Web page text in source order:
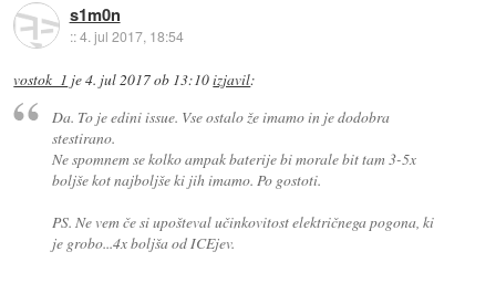
s1m0n
::4. jul 2017, 18:54
vostok_1 je4. jul 2017 ob 13:10izjavil:
Da. To je edini issue. Vse ostalo že imamo in je dodobra
stestirano.
Ne spomnem se kolko ampak baterije bi morale bit tam 3-5x
boljše kot najboljše ki jih imamo. Po gostoti.
PS. Ne vem če si upošteval učinkovitost električnega pogona, ki
je grobo...4x boljša od ICEjev.